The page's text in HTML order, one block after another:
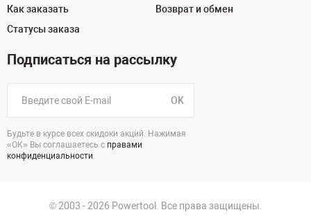
Как заказать
Статусы заказа
Возврат и обмен
Подписаться на рассылку
OK
Будьте в курсе всех скидоки акций. Нажимая
«ОК» Вы соглашаетесь с правами
конфиденциальности.
© 2003 - 2026 Powertool. Все права защищены.